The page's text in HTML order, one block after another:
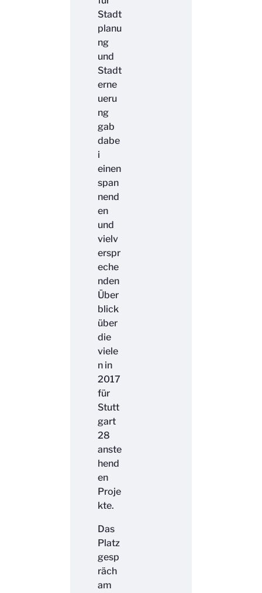
Stadt
planu
ng
und
Stadt
erne
ueru
ng
gab
dabe
i
einen
span
nend
en
und
vielv
erspr
eche
nden
Über
blick
über
die
viele
n in
2017
für
Stutt
gart
28
anste
hend
en
Proje
kte.
Das
Platz
gesp
räch
am